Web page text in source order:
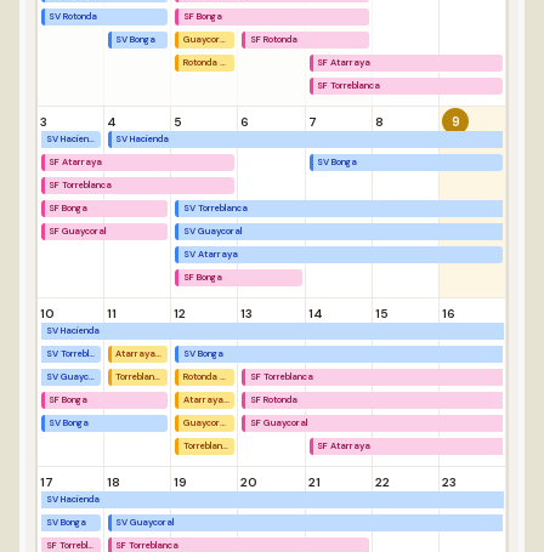
SV Rotonda
SV Bonga
SF Bonga
Guaycoral Descanso SF Rotonda
SF Atarraya
SF Torreblanca
3 4 5 6 7 8 9
SV Hacienda
SF Atarraya
SF Torreblanca
SF Bonga
SF Guaycoral
SV Hacienda
SV Torreblanca
SV Guaycoral
SV Atarraya
SF Bonga
SV Bonga
10 11 12 13 14 15 16
SV Hacienda
SV Guaycoral
SF Bonga
SV Bonga
SV Bonga
Atarraya Descanso
Guaycoral Descanso
Torreblanca Descanso
SF Torreblanca
SF Rotonda
SF Guaycoral
SF Atarraya
17 18 19 20 21 22 23
SV Hacienda
SV Bonga SV Guaycoral
SF Torreblanca